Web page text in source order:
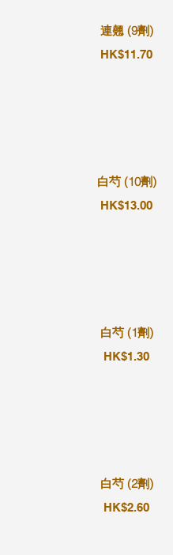
連翹 (9劑)
HK$11.70
白芍 (10劑)
HK$13.00
白芍 (1劑)
HK$1.30
白芍 (2劑)
HK$2.60